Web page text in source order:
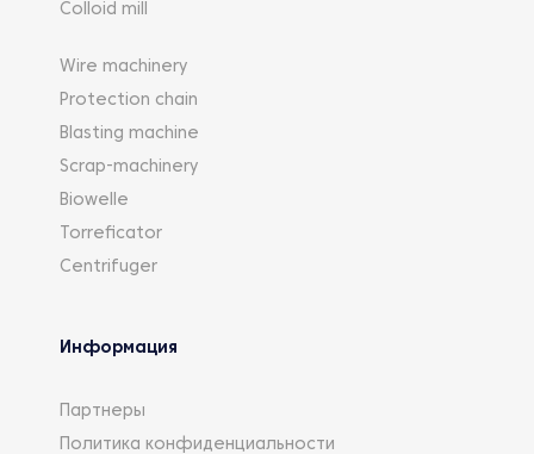
Colloid mill
Wire machinery
Protection chain
Blasting machine
Scrap-machinery
Biowelle
Torreficator
Centrifuger
Информация
Партнеры
Политика конфиденциальности